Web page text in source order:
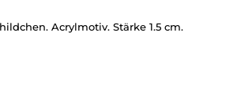
Acrylmotiv. Stärke 1.5 cm.